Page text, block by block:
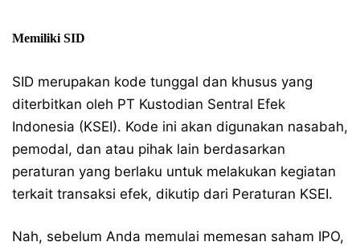
Memiliki SID
SID merupakan kode tunggal dan khusus yang
diterbitkan oleh PT Kustodian Sentral Efek
Indonesia (KSEI). Kode ini akan digunakan nasabah,
pemodal, dan atau pihak lain berdasarkan
peraturan yang berlaku untuk melakukan kegiatan
terkait transaksi efek, dikutip dari Peraturan KSEI.
Nah, sebelum Anda memulai memesan saham IPO,